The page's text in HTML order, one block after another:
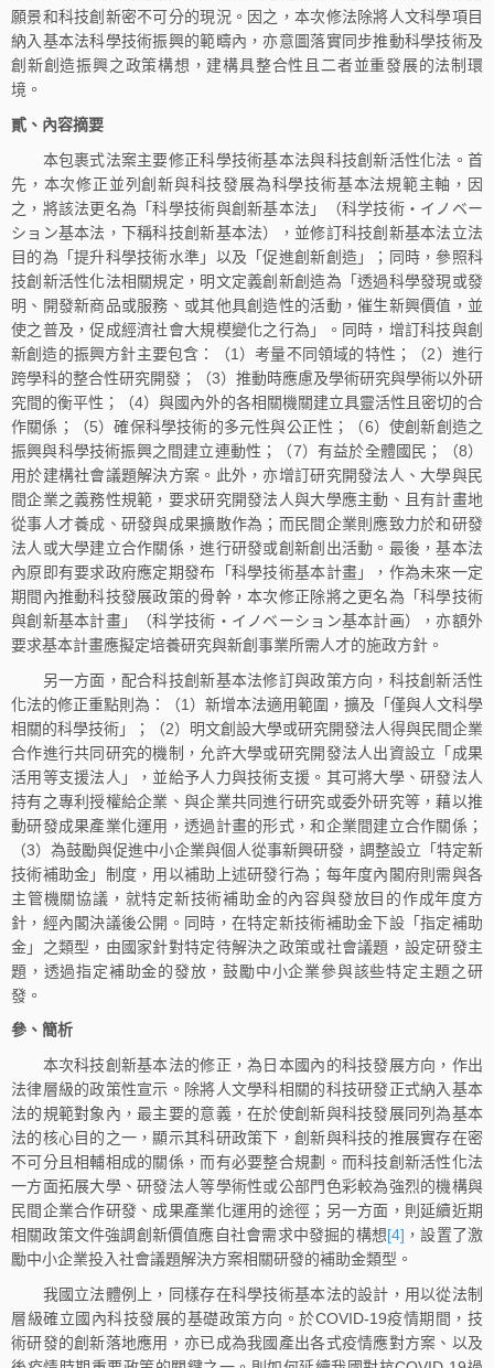
願景和科技創新密不可分的現況。因之，本次修法除將人文科學項目
納入基本法科學技術振興的範疇內，亦意圖落實同步推動科學技術及
創新創造振興之政策構想，建構具整合性且二者並重發展的法制環
境。
貳、內容摘要
本包裹式法案主要修正科學技術基本法與科技創新活性化法。首
先，本次修正並列創新與科技發展為科學技術基本法規範主軸，因
之，將該法更名為「科學技術與創新基本法」（科学技術・イノベー
ション基本法，下稱科技創新基本法），並修訂科技創新基本法立法
目的為「提升科學技術水準」以及「促進創新創造」；同時，參照科
技創新活性化法相關規定，明文定義創新創造為「透過科學發現或發
明、開發新商品或服務、或其他具創造性的活動，催生新興價值，並
使之普及，促成經濟社會大規模變化之行為」。同時，增訂科技與創
新創造的振興方針主要包含：（1）考量不同領域的特性；（2）進行
跨學科的整合性研究開發；（3）推動時應慮及學術研究與學術以外研
究間的衡平性；（4）與國內外的各相關機關建立具靈活性且密切的合
作關係；（5）確保科學技術的多元性與公正性；（6）使創新創造之
振興與科學技術振興之間建立連動性；（7）有益於全體國民；（8）
用於建構社會議題解決方案。此外，亦增訂研究開發法人、大學與民
間企業之義務性規範，要求研究開發法人與大學應主動、且有計畫地
從事人才養成、研發與成果擴散作為；而民間企業則應致力於和研發
法人或大學建立合作關係，進行研發或創新創出活動。最後，基本法
內原即有要求政府應定期發布「科學技術基本計畫」，作為未來一定
期間內推動科技發展政策的骨幹，本次修正除將之更名為「科學技術
與創新基本計畫」（科学技術・イノベーション基本計画），亦額外
要求基本計畫應擬定培養研究與新創事業所需人才的施政方針。
另一方面，配合科技創新基本法修訂與政策方向，科技創新活性
化法的修正重點則為：（1）新增本法適用範圍，擴及「僅與人文科學
相關的科學技術」；（2）明文創設大學或研究開發法人得與民間企業
合作進行共同研究的機制，允許大學或研究開發法人出資設立「成果
活用等支援法人」，並給予人力與技術支援。其可將大學、研發法人
持有之專利授權給企業、與企業共同進行研究或委外研究等，藉以推
動研發成果產業化運用，透過計畫的形式，和企業間建立合作關係；
（3）為鼓勵與促進中小企業與個人從事新興研發，調整設立「特定新
技術補助金」制度，用以補助上述研發行為；每年度內閣府則需與各
主管機關協議，就特定新技術補助金的內容與發放目的作成年度方
針，經內閣決議後公開。同時，在特定新技術補助金下設「指定補助
金」之類型，由國家針對特定待解決之政策或社會議題，設定研發主
題，透過指定補助金的發放，鼓勵中小企業參與該些特定主題之研
發。
參、簡析
本次科技創新基本法的修正，為日本國內的科技發展方向，作出
法律層級的政策性宣示。除將人文學科相關的科技研發正式納入基本
法的規範對象內，最主要的意義，在於使創新與科技發展同列為基本
法的核心目的之一，顯示其科研政策下，創新與科技的推展實存在密
不可分且相輔相成的關係，而有必要整合規劃。而科技創新活性化法
一方面拓展大學、研發法人等學術性或公部門色彩較為強烈的機構與
民間企業合作研發、成果產業化運用的途徑；另一方面，則延續近期
相關政策文件強調創新價值應自社會需求中發掘的構想[4] ，設置了激
勵中小企業投入社會議題解決方案相關研發的補助金類型。
我國立法體例上，同樣存在科學技術基本法的設計，用以從法制
層級確立國內科技發展的基礎政策方向。於COVID-19疫情期間，技
術研發的創新落地應用，亦已成為我國產出各式疫情應對方案、以及